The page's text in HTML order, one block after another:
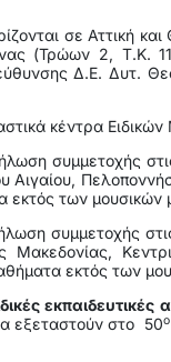
σε Αττική
(Τρώων 2, Τ.Κ.
Δ.Ε. Δυτ.
κέντρα
συμμετοχής
Αιγαίου,
εκτός των
συμμετοχής
Μακεδονίας,
εκτός των
εκπαιδευτικές
εξεταστούν στο 50ο